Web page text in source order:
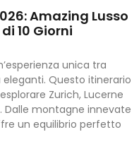
Amazing Lusso
10 Giorni
unica tra
Questo itinerario
Zurich, Lucerne
montagne innevate
un equilibrio perfetto